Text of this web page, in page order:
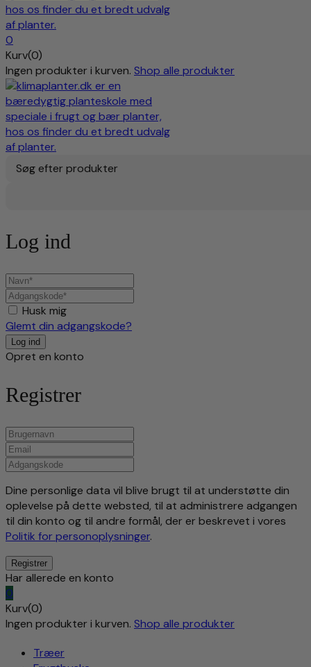
0
Kurv(0)
Ingen produkter i kurven. Shop alle produkter
Søg efter produkter
Log ind
Husk mig
Glemt din adgangskode?
Opret en konto
Registrer
Dine personlige data vil blive brugt til at understøtte din
oplevelse på dette websted, til at administrere adgangen
til din konto og til andre formål, der er beskrevet i vores
Politik for personoplysninger.
Har allerede en konto
0
Kurv(0)
Ingen produkter i kurven. Shop alle produkter
Træer